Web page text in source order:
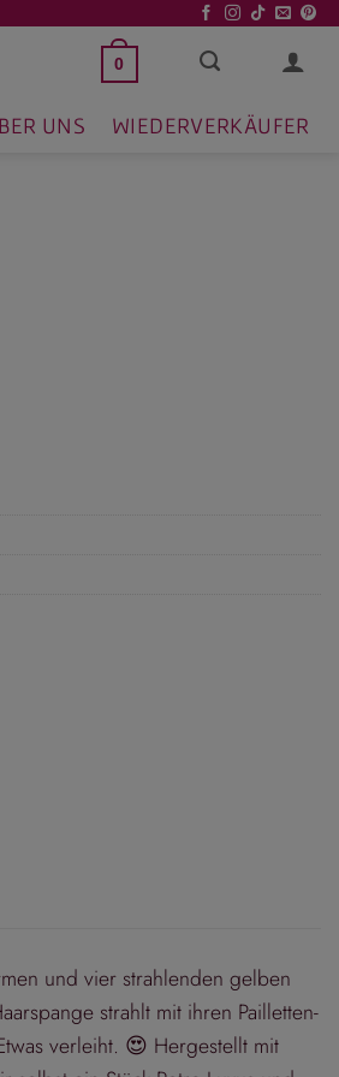
0
UNS WIEDERVERKÄUFER
und vier strahlenden gelben
strahlt mit ihren Pailletten-
verleiht. 😍 Hergestellt mit